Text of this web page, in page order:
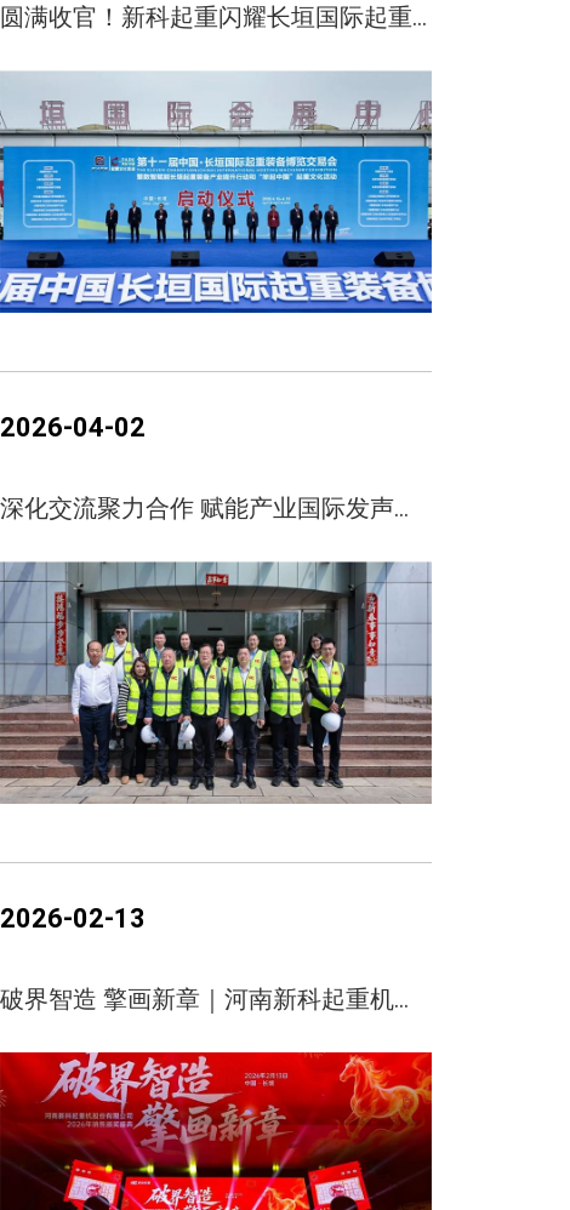
圆满收官！新科起重闪耀长垣国际起重装备展，实力圈粉载誉而归
2026-04-02
深化交流聚力合作 赋能产业国际发声｜中国新闻社莅临新科起重参观调研
2026-02-13
破界智造 擎画新章｜河南新科起重机股份有限公司2026年销售颁奖盛典圆满举行